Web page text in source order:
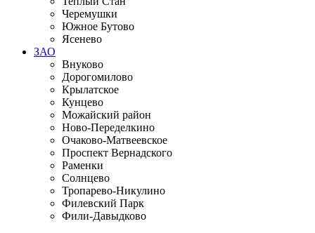
Черемушки
Южное Бутово
Ясенево
ЗАО
Внуково
Дорогомилово
Крылатское
Кунцево
Можайский район
Ново-Переделкино
Очаково-Матвеевское
Проспект Вернадского
Раменки
Солнцево
Тропарево-Никулино
Филевский Парк
Фили-Давыдково